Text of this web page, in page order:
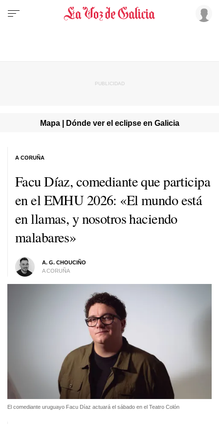
Mapa | Dónde ver el eclipse en Galicia
Facu Díaz, comediante que participa
en el EMHU 2026: «El mundo está
en llamas, y nosotros haciendo
malabares»
A. G. CHOUCIÑO
A CORUÑA
A CORUÑA
El comediante uruguayo Facu Díaz actuará el sábado en el Teatro Colón